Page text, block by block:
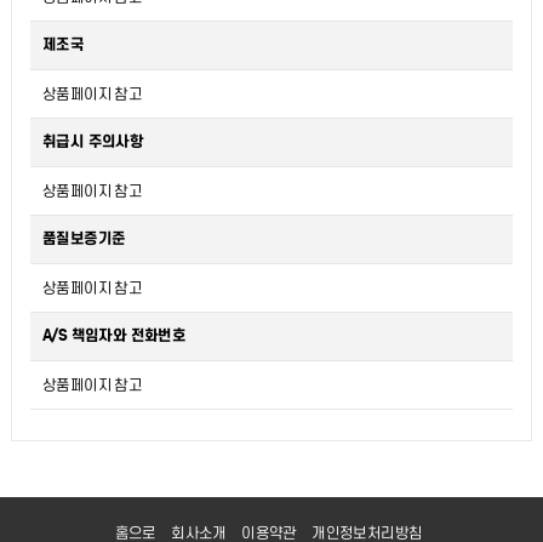
제조국
상품페이지 참고
취급시 주의사항
상품페이지 참고
품질보증기준
상품페이지 참고
A/S 책임자와 전화번호
상품페이지 참고
홈으로 회사소개 이용약관 개인정보처리방침